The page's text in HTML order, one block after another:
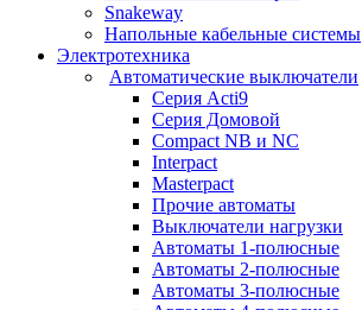
Snakeway
Напольные кабельные системы
Электротехника
Автоматические выключатели
Серия Acti9
Серия Домовой
Compact NB и NC
Interpact
Masterpact
Прочие автоматы
Выключатели нагрузки
Автоматы 1-полюсные
Автоматы 2-полюсные
Автоматы 3-полюсные